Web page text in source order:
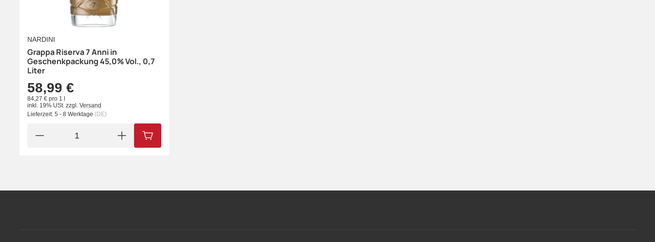
NARDINI
Grappa Riserva 7 Anni in
Geschenkpackung 45,0% Vol., 0,7
Liter
58,99 €
84,27 € pro 1 l
inkl. 19% USt. zzgl. Versand
Lieferzeit: 5 - 8 Werktage (DE)
IN DEN WARENKORB